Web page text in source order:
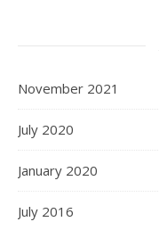
November 2021
July 2020
January 2020
July 2016